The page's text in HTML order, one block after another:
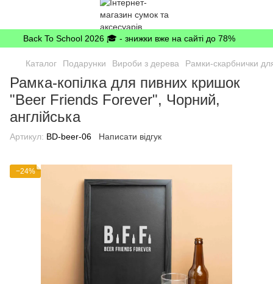
Back To School 2026 🎓 - знижки вже на сайті до 78%
Каталог Подарунки Вироби з дерева Рамки-скарбнички
Рамка-копілка для пивних кришок
"Beer Friends Forever", Чорний,
англійська
Артикул: BD-beer-06 Написати відгук
−24%